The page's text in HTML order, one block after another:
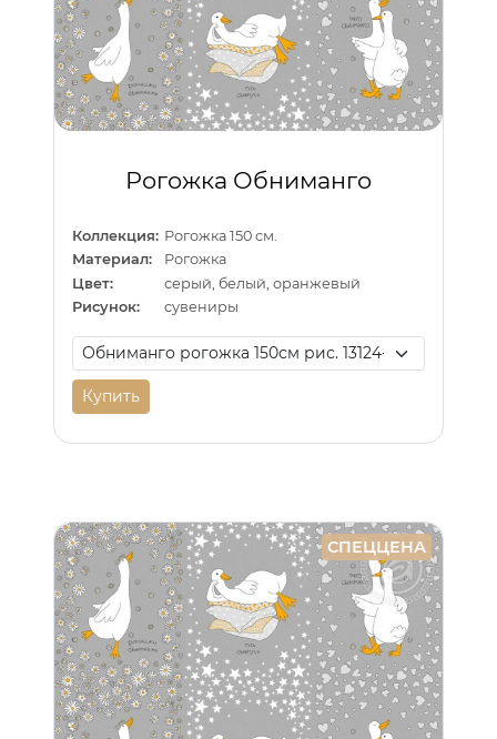
Рогожка Обниманго
Коллекция: Рогожка 150 см.
Материал:
Рогожка
Цвет:
серый, белый, оранжевый
Рисунок:
сувениры
Купить
СПЕЦЦЕНА